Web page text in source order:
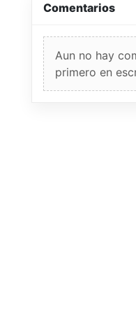
Comentarios
Aun no hay
primero en